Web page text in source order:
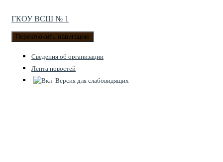
ГКОУ ВСШ № 1
Переключить навигацию
Cведения об организации
Лента новостей
Версия для слабовидящих